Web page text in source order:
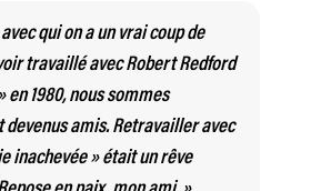
qui on a un vrai coup de
travaillé avec Robert Redford
en 1980, nous sommes
amis. Retravailler avec
inachevée »était un rêve